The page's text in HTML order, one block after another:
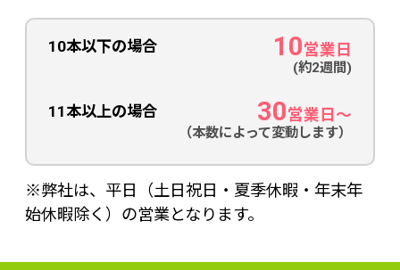
10本以下の場合 10営業日
(約2週間)
11本以上の場合 30営業日〜
（本数によって変動します）
※弊社は、平日（土日祝日・夏季休暇・年末年
始休暇除く）の営業となります。